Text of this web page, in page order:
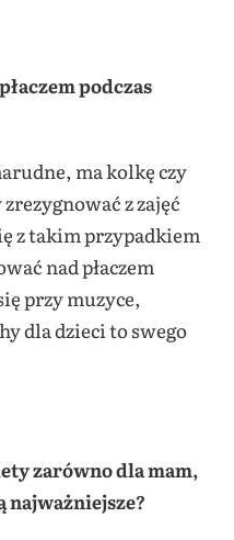
podczas
ma kolkę czy
z zajęć
z takim przypadkiem
nad płaczem
przy muzyce,
dla dzieci to swego
zarówno dla mam,
najważniejsze?